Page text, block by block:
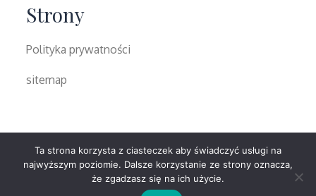
Strony
Polityka prywatności
sitemap
© 2026Imperium stron.
Lawman Education By
Ta strona korzysta z ciasteczek aby świadczyć usługi na
najwyższym poziomie. Dalsze korzystanie ze strony oznacza,
że zgadzasz się na ich użycie.